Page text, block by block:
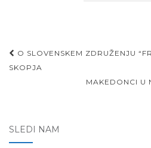
Post
navigation
O SLOVENSKEM ZDRUŽENJU
SKOPJA
MAKEDONCI U
SLEDI NAM